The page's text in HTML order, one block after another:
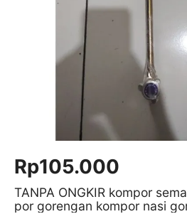
Rp105.000
TANPA ONGKIR kompor
por gorengan kompor nasi